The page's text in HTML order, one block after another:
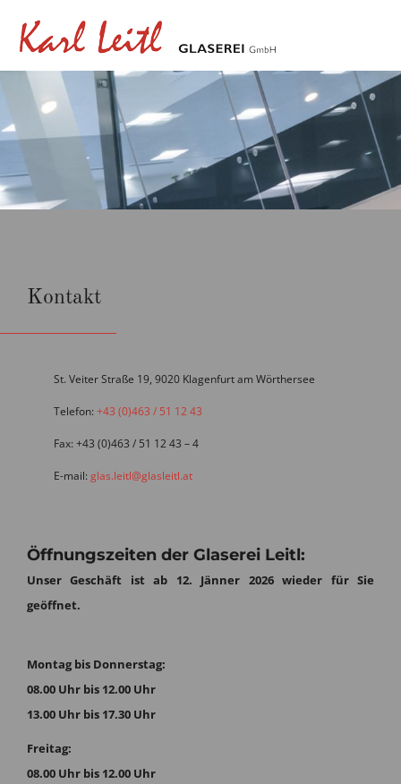
Kontakt
St. Veiter Straße 19, 9020 Klagenfurt am Wörthersee
Telefon: +43 (0)463 / 51 12 43
Fax: +43 (0)463 / 51 12 43 – 4
E-mail: glas.leitl@glasleitl.at
Öffnungszeiten der Glaserei Leitl:
Unser Geschäft ist ab 12. Jänner 2026 wieder für Sie
geöffnet.
Montag bis Donnerstag:
08.00 Uhr bis 12.00 Uhr
13.00 Uhr bis 17.30 Uhr
Freitag:
08.00 Uhr bis 12.00 Uhr